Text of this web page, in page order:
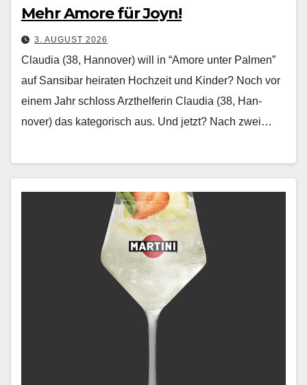
Mehr Amore für Joyn!
3. AUGUST 2026
Claudia (38, Hannover) will in “Amore unter Palmen”
auf Sansibar heiraten Hochzeit und Kinder? Noch vor
einem Jahr schloss Arzthelferin Clau­dia (38, Han­
nover) das kat­e­gorisch aus. Und jet­zt? Nach zwei…